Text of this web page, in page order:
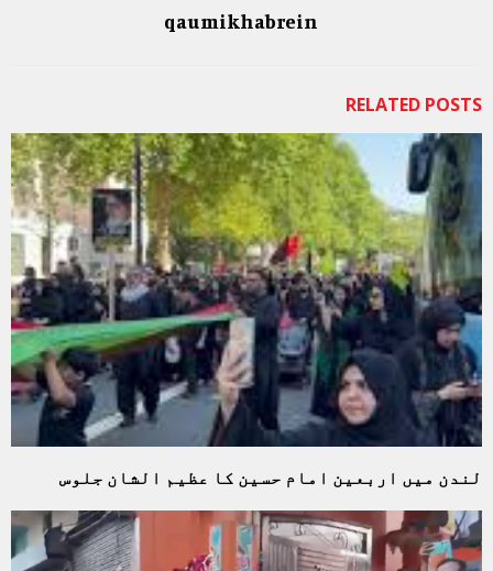
qaumikhabrein
RELATED POSTS
لندن میں اربعین امام حسین کا عظیم الشان جلوس